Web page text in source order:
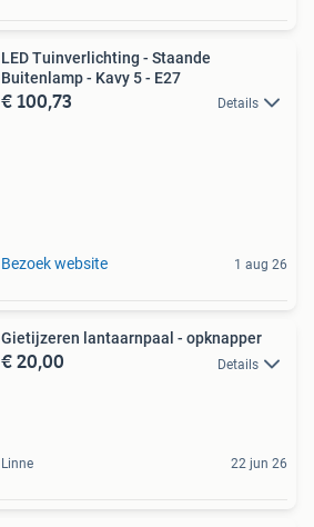
LED Tuinverlichting - Staande
Buitenlamp - Kavy 5 - E27
€ 100,73 Details
Bezoek website 1 aug 26
Gietijzeren lantaarnpaal - opknapper
€ 20,00 Details
Linne 22 jun 26